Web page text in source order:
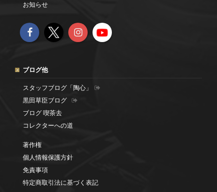
お知らせ
ブログ他
スタッフブログ「陶心」
黒田草臣ブログ
ブログ 喫茶去
コレクターへの道
著作権
個人情報保護方針
免責事項
特定商取引法に基づく表記